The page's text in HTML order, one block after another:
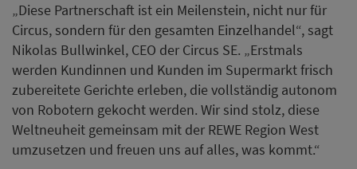
„Diese Partnerschaft ist ein Meilenstein, nicht nur für
Circus, sondern für den gesamten Einzelhandel“, sagt
Nikolas Bullwinkel, CEO der Circus SE. „Erstmals
werden Kundinnen und Kunden im Supermarkt frisch
zubereitete Gerichte erleben, die vollständig autonom
von Robotern gekocht werden. Wir sind stolz, diese
Weltneuheit gemeinsam mit der REWE Region West
umzusetzen und freuen uns auf alles, was kommt.“